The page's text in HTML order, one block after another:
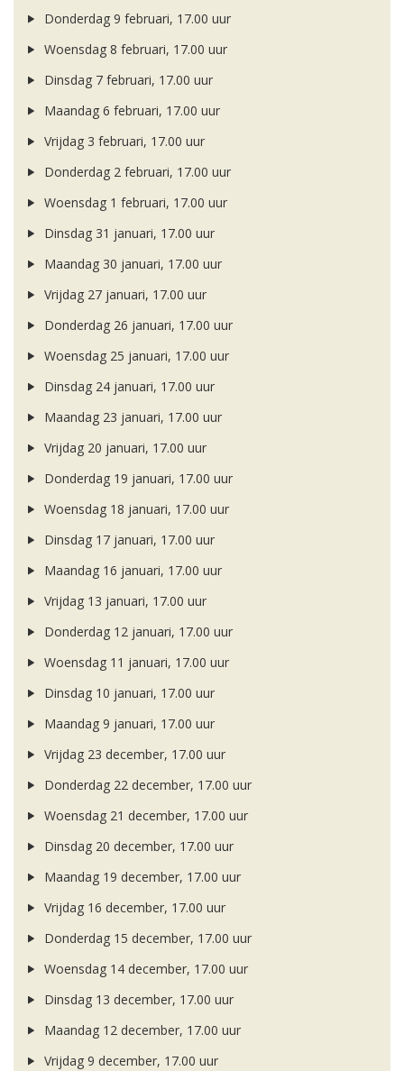
Donderdag 9 februari, 17.00 uur
Woensdag 8 februari, 17.00 uur
Dinsdag 7 februari, 17.00 uur
Maandag 6 februari, 17.00 uur
Vrijdag 3 februari, 17.00 uur
Donderdag 2 februari, 17.00 uur
Woensdag 1 februari, 17.00 uur
Dinsdag 31 januari, 17.00 uur
Maandag 30 januari, 17.00 uur
Vrijdag 27 januari, 17.00 uur
Donderdag 26 januari, 17.00 uur
Woensdag 25 januari, 17.00 uur
Dinsdag 24 januari, 17.00 uur
Maandag 23 januari, 17.00 uur
Vrijdag 20 januari, 17.00 uur
Donderdag 19 januari, 17.00 uur
Woensdag 18 januari, 17.00 uur
Dinsdag 17 januari, 17.00 uur
Maandag 16 januari, 17.00 uur
Vrijdag 13 januari, 17.00 uur
Donderdag 12 januari, 17.00 uur
Woensdag 11 januari, 17.00 uur
Dinsdag 10 januari, 17.00 uur
Maandag 9 januari, 17.00 uur
Vrijdag 23 december, 17.00 uur
Donderdag 22 december, 17.00 uur
Woensdag 21 december, 17.00 uur
Dinsdag 20 december, 17.00 uur
Maandag 19 december, 17.00 uur
Vrijdag 16 december, 17.00 uur
Donderdag 15 december, 17.00 uur
Woensdag 14 december, 17.00 uur
Dinsdag 13 december, 17.00 uur
Maandag 12 december, 17.00 uur
Vrijdag 9 december, 17.00 uur